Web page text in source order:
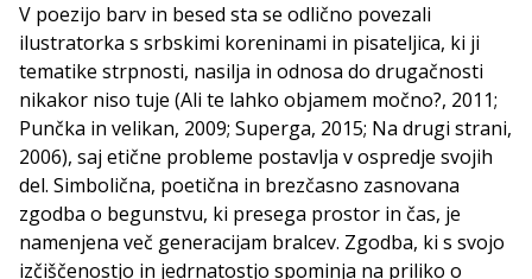
V poezijo barv in besed sta se odlično povezali
ilustratorka s srbskimi koreninami in pisateljica, ki ji
tematike strpnosti, nasilja in odnosa do drugačnosti
nikakor niso tuje (Ali te lahko objamem močno?, 2011;
Punčka in velikan, 2009; Superga, 2015; Na drugi strani,
2006), saj etične probleme postavlja v ospredje svojih
del. Simbolična, poetična in brezčasno zasnovana
zgodba o begunstvu, ki presega prostor in čas, je
namenjena več generacijam bralcev. Zgodba, ki s svojo
izčiščenostjo in jedrnatostjo spominja na priliko o